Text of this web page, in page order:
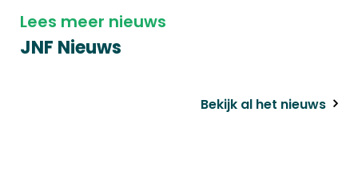
Lees meer nieuws
JNF Nieuws
Bekijk al het nieuws